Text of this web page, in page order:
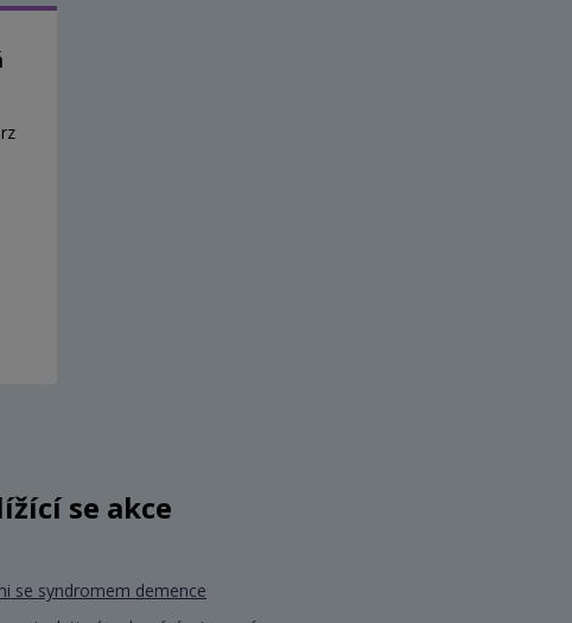
se akce
se syndromem demence